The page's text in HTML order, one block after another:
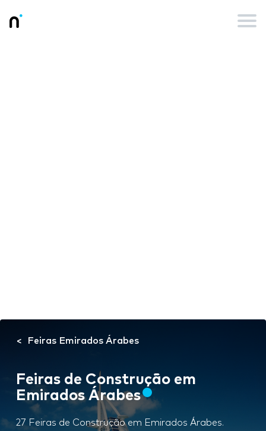
Feiras Emirados Árabes
Feiras de Construção em
Emirados Árabes
27 Feiras de Construção em Emirados Árabes.